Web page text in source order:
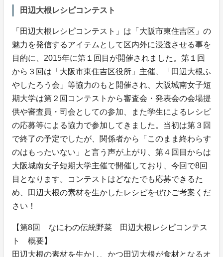
田辺大根レシピコンテスト
「田辺大根レシピコンテスト」は「大阪市東住吉区」の
魅力を発信するアイテムとして区内外に浸透させる事を
目的に、2015年に第１回目が開催されました。第１回
から３回は「大阪市東住吉区役所」主催、「田辺大根ふ
やしたろう会」等協力のもと開催され、大阪城南女子短
期大学は第２回コンテストから審査会・発表会の会場提
供や審査員・司会としての参加、また学生によるレシピ
の応募等による協力で参加してきました。当初は第３回
で終了の予定でしたが、関係者から「このまま終わらす
のはもったいない」と言う声が上がり、第４回目からは
大阪城南女子短期大学主催で開催しており、今回で8回
目となります。コンテストはどなたでも応募できるた
め、田辺大根の素材を生かしたレシピをぜひご考案くだ
さい！
【第8回 なにわの伝統野菜 田辺大根レシピコンテス
ト 概要】
⽥辺⼤根の素材を⽣かし、かつ⽥辺⼤根が⾷材となるオ